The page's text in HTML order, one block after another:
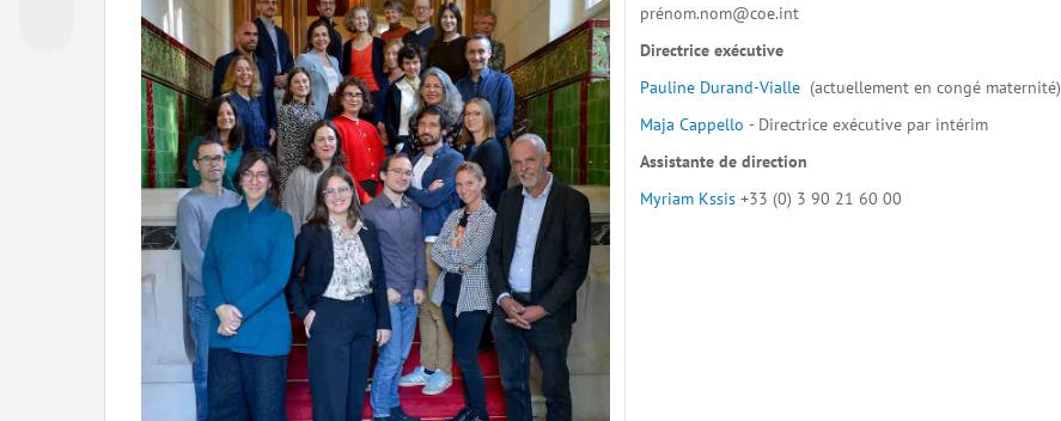
prénom.nom@coe.int
Directrice exécutive
Pauline Durand-Vialle (actuellement en congé maternité)
Maja Cappello - Directrice exécutive par intérim
Assistante de direction
Myriam Kssis +33 (0) 3 90 21 60 00